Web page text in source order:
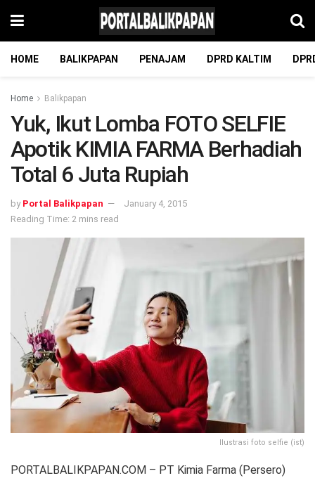
HOME BALIKPAPAN PENAJAM DPRD KALTIM
Home Balikpapan
Yuk, Ikut Lomba FOTO SELFIE
Apotik KIMIA FARMA Berhadiah
Total 6 Juta Rupiah
by Portal Balikpapan
January 4, 2015
Reading Time: 2 mins read
Ilustrasi foto selfie (ist)
PORTALBALIKPAPAN.COM – PT Kimia Farma (Persero)